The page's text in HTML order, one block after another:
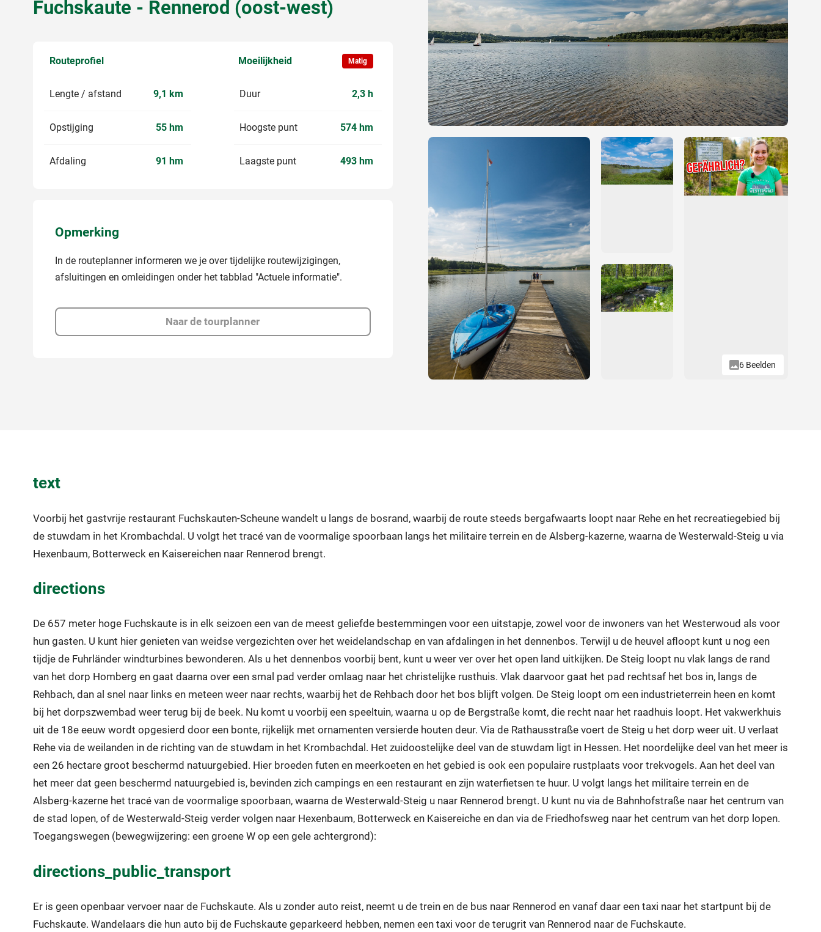
Fuchskaute - Rennerod (oost-west)
Routeprofiel Moeilijkheid Matig
Lengte / afstand 9,1 km
Opstijging 55 hm
Afdaling 91 hm
Duur 2,3 h
Hoogste punt 574 hm
Laagste punt 493 hm
Opmerking
In de routeplanner informeren we je over tijdelijke routewijzigingen,
afsluitingen en omleidingen onder het tabblad "Actuele informatie".
Naar de tourplanner
6 Beelden
text
Voorbij het gastvrije restaurant Fuchskauten-Scheune wandelt u langs de bosrand, waarbij de route steeds bergafwaarts loopt naar Rehe en het recreatiegebied bij
de stuwdam in het Krombachdal. U volgt het tracé van de voormalige spoorbaan langs het militaire terrein en de Alsberg-kazerne, waarna de Westerwald-Steig u via
Hexenbaum, Botterweck en Kaisereichen naar Rennerod brengt.
directions
De 657 meter hoge Fuchskaute is in elk seizoen een van de meest geliefde bestemmingen voor een uitstapje, zowel voor de inwoners van het Westerwoud als voor
hun gasten. U kunt hier genieten van weidse vergezichten over het weidelandschap en van afdalingen in het dennenbos. Terwijl u de heuvel afloopt kunt u nog een
tijdje de Fuhrländer windturbines bewonderen. Als u het dennenbos voorbij bent, kunt u weer ver over het open land uitkijken. De Steig loopt nu vlak langs de rand
van het dorp Homberg en gaat daarna over een smal pad verder omlaag naar het christelijke rusthuis. Vlak daarvoor gaat het pad rechtsaf het bos in, langs de
Rehbach, dan al snel naar links en meteen weer naar rechts, waarbij het de Rehbach door het bos blijft volgen. De Steig loopt om een industrieterrein heen en komt
bij het dorpszwembad weer terug bij de beek. Nu komt u voorbij een speeltuin, waarna u op de Bergstraße komt, die recht naar het raadhuis loopt. Het vakwerkhuis
uit de 18e eeuw wordt opgesierd door een bonte, rijkelijk met ornamenten versierde houten deur. Via de Rathausstraße voert de Steig u het dorp weer uit. U verlaat
Rehe via de weilanden in de richting van de stuwdam in het Krombachdal. Het zuidoostelijke deel van de stuwdam ligt in Hessen. Het noordelijke deel van het meer is
een 26 hectare groot beschermd natuurgebied. Hier broeden futen en meerkoeten en het gebied is ook een populaire rustplaats voor trekvogels. Aan het deel van
het meer dat geen beschermd natuurgebied is, bevinden zich campings en een restaurant en zijn waterfietsen te huur. U volgt langs het militaire terrein en de
Alsberg-kazerne het tracé van de voormalige spoorbaan, waarna de Westerwald-Steig u naar Rennerod brengt. U kunt nu via de Bahnhofstraße naar het centrum van
de stad lopen, of de Westerwald-Steig verder volgen naar Hexenbaum, Botterweck en Kaisereiche en dan via de Friedhofsweg naar het centrum van het dorp lopen.
Toegangswegen (bewegwijzering: een groene W op een gele achtergrond):
directions_public_transport
Er is geen openbaar vervoer naar de Fuchskaute. Als u zonder auto reist, neemt u de trein en de bus naar Rennerod en vanaf daar een taxi naar het startpunt bij de
Fuchskaute. Wandelaars die hun auto bij de Fuchskaute geparkeerd hebben, nemen een taxi voor de terugrit van Rennerod naar de Fuchskaute.